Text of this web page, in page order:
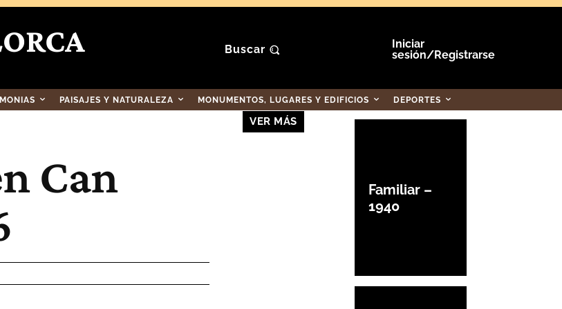
Buscar
Iniciar
sesión/Registrarse
PAISAJES Y NATURALEZA MONUMENTOS, LUGARES Y EDIFICIOS DEPORTES
Can
VER MÁS
Familiar –
1940